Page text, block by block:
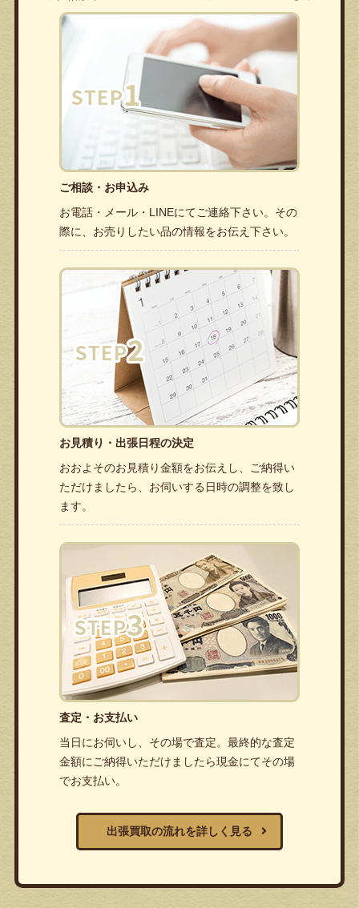
ご相談・お申込み
お電話・メール・LINEにてご連絡下さい。その
際に、お売りしたい品の情報をお伝え下さい。
お見積り・出張日程の決定
おおよそのお見積り金額をお伝えし、ご納得い
ただけましたら、お伺いする日時の調整を致し
ます。
査定・お支払い
当日にお伺いし、その場で査定。最終的な査定
金額にご納得いただけましたら現金にてその場
でお支払い。
出張買取の流れを詳しく見る